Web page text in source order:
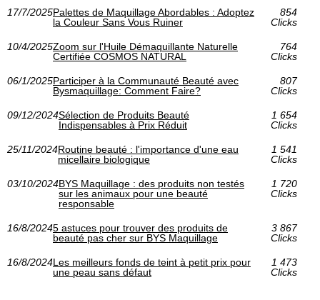
17/7/2025Palettes de Maquillage Abordables : Adoptez
la Couleur Sans Vous Ruiner
854
Clicks
10/4/2025Zoom sur l'Huile Démaquillante Naturelle
Certifiée COSMOS NATURAL
764
Clicks
06/1/2025Participer à la Communauté Beauté avec
Bysmaquillage: Comment Faire?
807
Clicks
09/12/2024Sélection de Produits Beauté
Indispensables à Prix Réduit
1 654
Clicks
25/11/2024Routine beauté : l'importance d'une eau
micellaire biologique
1 541
Clicks
03/10/2024BYS Maquillage : des produits non testés
sur les animaux pour une beauté
responsable
1 720
Clicks
16/8/20245 astuces pour trouver des produits de
beauté pas cher sur BYS Maquillage
3 867
Clicks
16/8/2024Les meilleurs fonds de teint à petit prix pour
une peau sans défaut
1 473
Clicks